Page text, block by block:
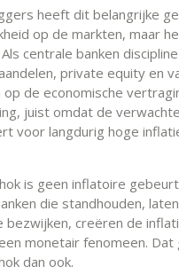
heeft dit belangrijke
op de markten, maar
centrale banken
private equity en
op de economische
juist omdat de
voor langdurig hoge
is geen inflatoire
die standhouden,
bezwijken, creëren de
monetair fenomeen.
dan ook.